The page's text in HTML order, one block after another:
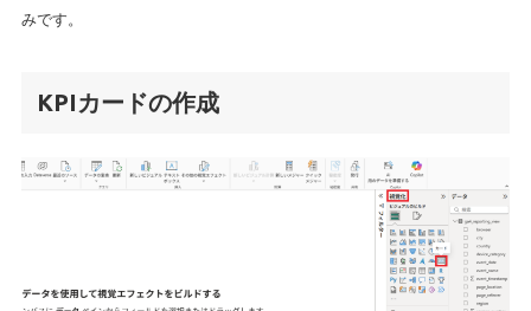
みです。
KPIカードの作成